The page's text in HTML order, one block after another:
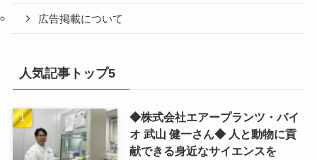
広告掲載について
人気記事トップ5
◆株式会社エアープランツ・バイ
オ 武山 健一さん◆ 人と動物に貢
献できる身近なサイエンスを